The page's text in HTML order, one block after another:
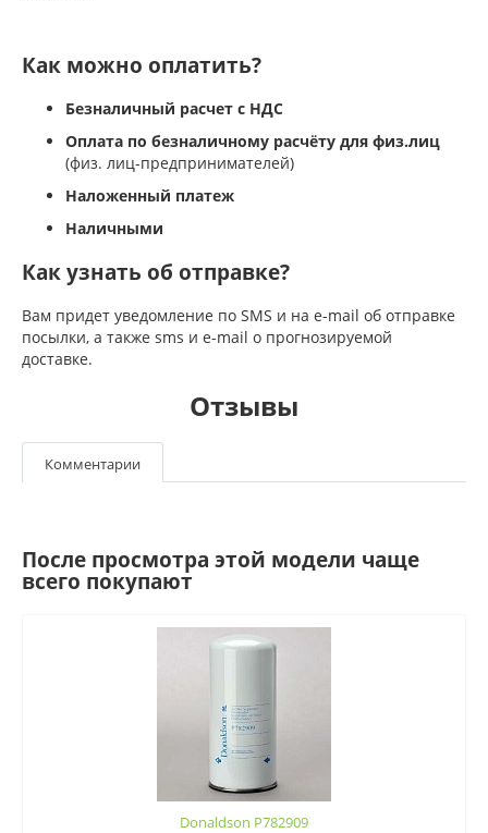
Как можно оплатить?
Безналичный расчет с НДС
Оплата по безналичному расчёту для физ.лиц
(физ. лиц-предпринимателей)
Наложенный платеж
Наличными
Как узнать об отправке?
Вам придет уведомление по SMS и на e-mail об отправке
посылки, а также sms и e-mail о прогнозируемой
доставке.
Отзывы
Комментарии
После просмотра этой модели чаще
всего покупают
Donaldson P782909